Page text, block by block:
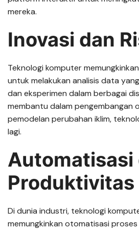
mereka.
Inovasi dan
Teknologi komputer
untuk melakukan analisis data
dan eksperimen dalam berbagai
membantu dalam pengembangan
pemodelan perubahan iklim,
lagi.
Automatisasi
Produktivitas
Di dunia industri, teknologi
memungkinkan otomatisasi